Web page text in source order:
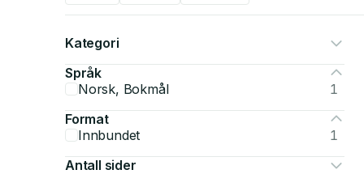
Kategori
Språk
Norsk, Bokmål
1
Format
Innbundet
1
Antall sider